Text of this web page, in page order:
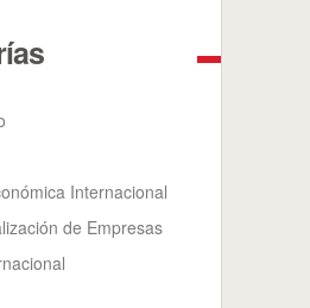
Internacional
de Empresas